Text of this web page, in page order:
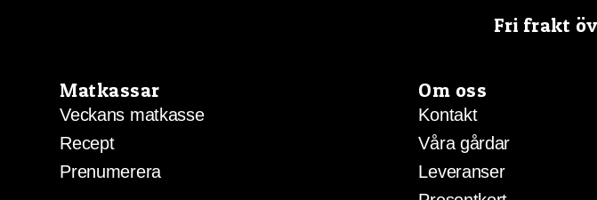
Fri frakt
Matkassar
Veckans matkasse
Recept
Prenumerera
Om oss
Kontakt
Våra gårdar
Leveranser